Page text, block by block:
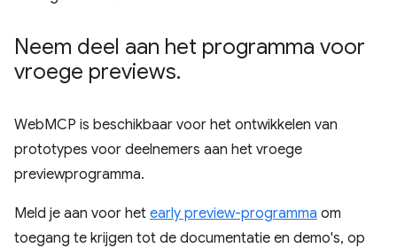
Neem deel aan het programma voor
vroege previews.
WebMCP is beschikbaar voor het ontwikkelen van
prototypes voor deelnemers aan het vroege
previewprogramma.
Meld je aan voor het early preview-programma om
toegang te krijgen tot de documentatie en demo's, op